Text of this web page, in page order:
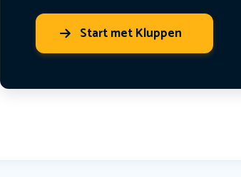
Start met Kluppen